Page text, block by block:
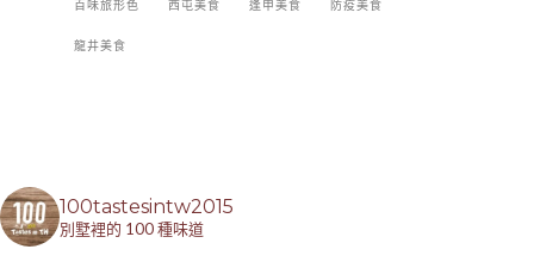
百味旅形色 西屯美食 逢甲美食 防疫美食
龍井美食
100tastesintw2015
別墅裡的 100 種味道